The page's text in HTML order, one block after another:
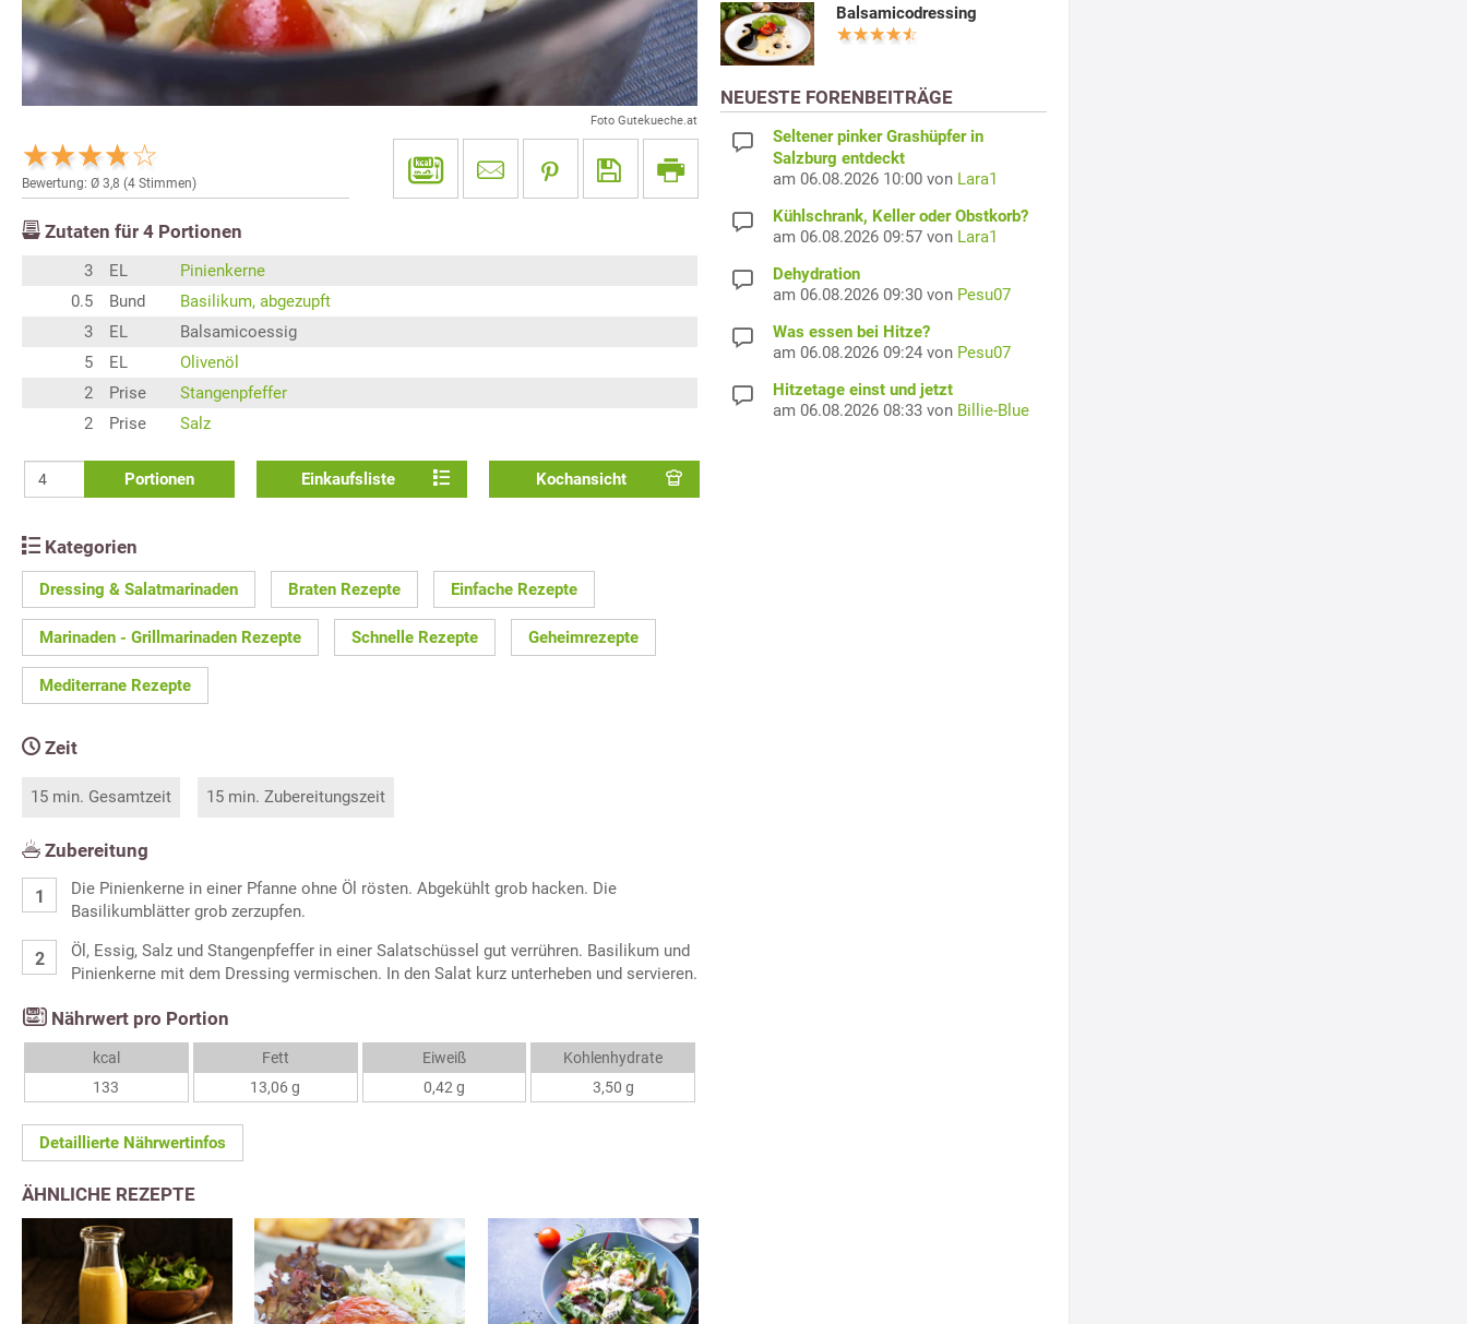
Foto Gutekueche.at
Bewertung: Ø 3,8 (4 Stimmen)
Zutaten für 4 Portionen
3 EL
Pinienkerne
0.5
Bund
Basilikum, abgezupft
3
EL
Balsamicoessig
5
EL
Olivenöl
2
Prise
Stangenpfeffer
2
Prise Salz
Portionen Einkaufsliste Kochansicht
Kategorien
Dressing & Salatmarinaden Braten Rezepte Einfache Rezepte
Marinaden - Grillmarinaden Rezepte Schnelle Rezepte Geheimrezepte
Mediterrane Rezepte
Zeit
15 min. Gesamtzeit 15 min. Zubereitungszeit
Zubereitung
Die Pinienkerne in einer Pfanne ohne Öl rösten. Abgekühlt grob hacken. Die
Basilikumblätter grob zerzupfen.
Öl, Essig, Salz und Stangenpfeffer in einer Salatschüssel gut verrühren. Basilikum und
Pinienkerne mit dem Dressing vermischen. In den Salat kurz unterheben und servieren.
Nährwert pro Portion
kcal
133
Fett
13,06 g
Eiweiß
0,42 g
Kohlenhydrate
3,50 g
Detaillierte Nährwertinfos
ÄHNLICHE REZEPTE
Balsamicodressing
NEUESTE FORENBEITRÄGE
Seltener pinker Grashüpfer in
Salzburg entdeckt
am 06.08.2026 10:00 von Lara1
Kühlschrank, Keller oder Obstkorb?
am 06.08.2026 09:57 von Lara1
Dehydration
am 06.08.2026 09:30 von Pesu07
Was essen bei Hitze?
am 06.08.2026 09:24 von Pesu07
Hitzetage einst und jetzt
am 06.08.2026 08:33 von Billie-Blue